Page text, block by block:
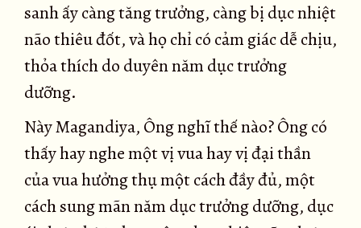
sanh ấy càng tăng trưởng, càng bị dục nhiệt
não thiêu đốt, và họ chỉ có cảm giác dễ chịu,
thỏa thích do duyên năm dục trưởng
dưỡng.
Này Magandiya, Ông nghĩ thế nào? Ông có
thấy hay nghe một vị vua hay vị đại thần
của vua hưởng thụ một cách đầy đủ, một
cách sung mãn năm dục trưởng dưỡng, dục